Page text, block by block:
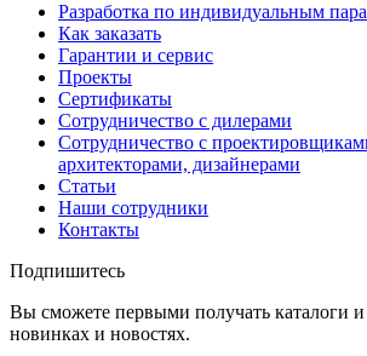
Разработка по индивидуальным
Как заказать
Гарантии и сервис
Проекты
Сертификаты
Сотрудничество с дилерами
Сотрудничество с
архитекторами, дизайнерами
Статьи
Наши сотрудники
Контакты
Подпишитесь
Вы сможете первыми получать каталоги
новинках и новостях.